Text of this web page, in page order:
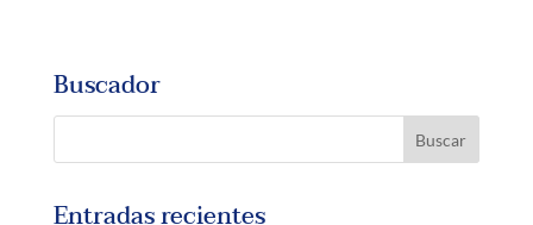
Buscador
Entradas recientes